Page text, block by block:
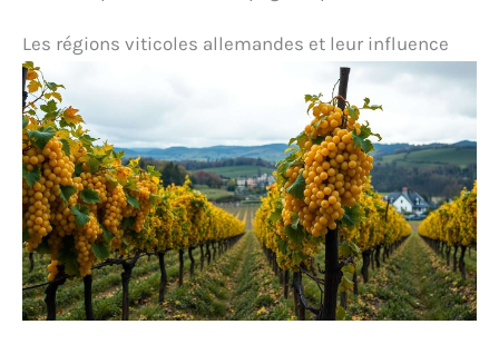
Les régions viticoles allemandes et leur influence